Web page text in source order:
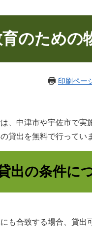
のための
印刷ペー
、中津市や宇佐市で実
貸出を無料で行ってい
出の条件に
も合致する場合、貸出